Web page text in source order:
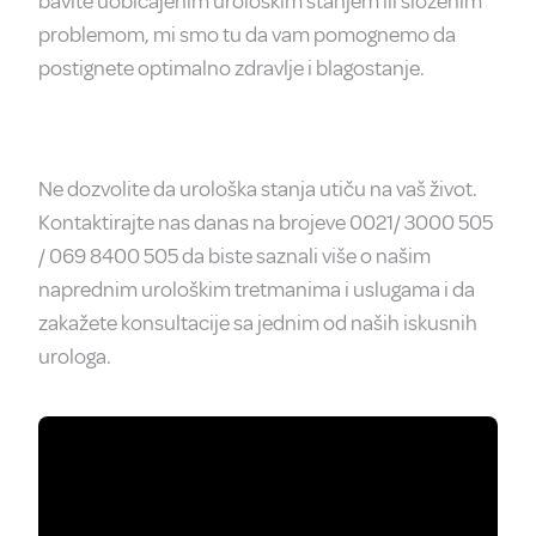
problemom, mi smo tu da vam pomognemo da
postignete optimalno zdravlje i blagostanje.
Ne dozvolite da urološka stanja utiču na vaš život.
Kontaktirajte nas danas na brojeve0021/ 3000 505
/ 069 8400 505da biste saznali više o našim
naprednim urološkim tretmanima i uslugama i da
zakažete konsultacije sa jednim od naših iskusnih
urologa.